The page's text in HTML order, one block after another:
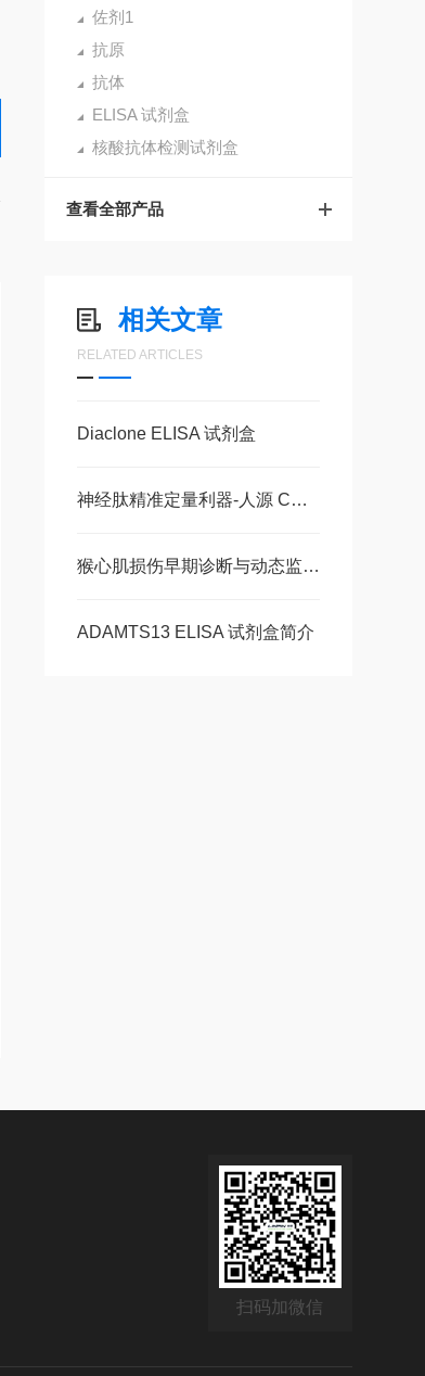
佐剂1
抗原
抗体
ELISA 试剂盒
核酸抗体检测试剂盒
查看全部产品
相关文章
RELATED ARTICLES
Diaclone ELISA 试剂盒
神经肽精准定量利器-人源 CGRP ELISA 试剂盒，多类型样本直接检测
猴心肌损伤早期诊断与动态监测-猴肌红蛋白ELISA 试剂盒
ADAMTS13 ELISA 试剂盒简介
扫码加微信